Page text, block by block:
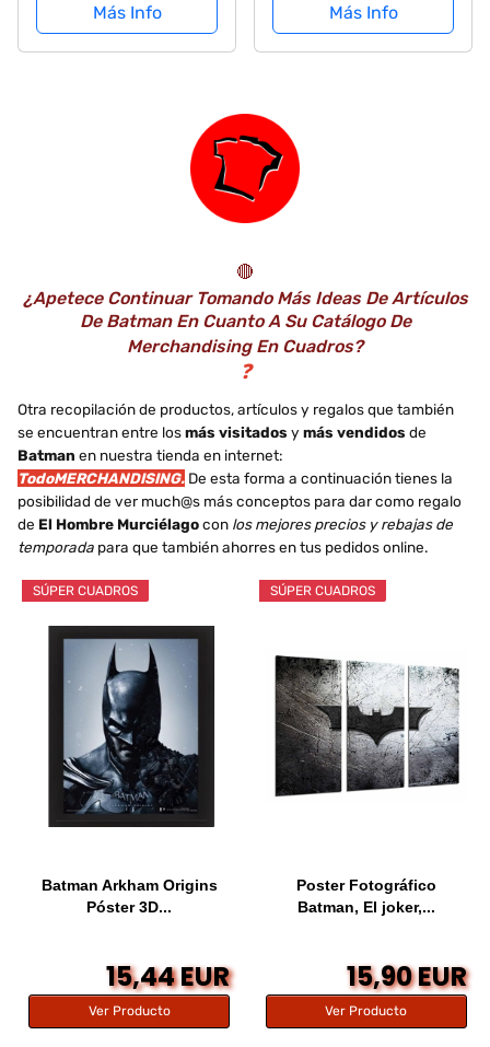
en España -
Impresión en Alta
Más Info
Visualización De
Fotos De Impresión
De Imagen Impresa
Al Cine
Más Info
🔴
¿Apetece Continuar Tomando Más Ideas De Artículos
De Batman En Cuanto A Su Catálogo De
Merchandising En Cuadros?
❓
Otra recopilación de productos, artículos y regalos que también
se encuentran entre losmás visitados y más vendidos de
Batman en nuestra tienda en internet:
TodoMERCHANDISING. De esta forma a continuación tienes la
posibilidad de ver much@s más conceptos para dar como regalo
de El Hombre Murciélagocon los mejores precios y rebajas de
temporada para que también ahorres en tus pedidos online.
SÚPER CUADROS
Batman Arkham Origins
Póster 3D...
15,44 EUR
Ver Producto
SÚPER CUADROS
Poster Fotográfico
Batman, El joker,...
15,90 EUR
Ver Producto